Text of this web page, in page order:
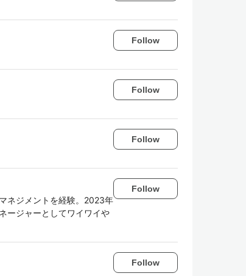
Follow
Follow
Follow
ネジメントを経験。2023年
ージャーとしてワイワイや
Follow
Follow